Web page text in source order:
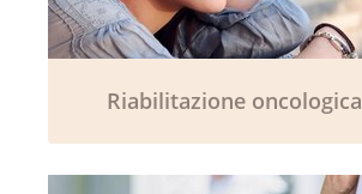
Riabilitazione oncologica